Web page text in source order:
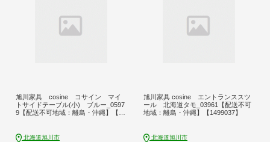
旭川家具 cosine コサイン マイ
トサイドテーブル(小) ブルー_0597
9【配送不可地域：離島・沖縄】【17
北海道旭川市
旭川家具 cosine エントランススツ
ール 北海道タモ_03961【配送不可
地域：離島・沖縄】【1499037】
北海道旭川市